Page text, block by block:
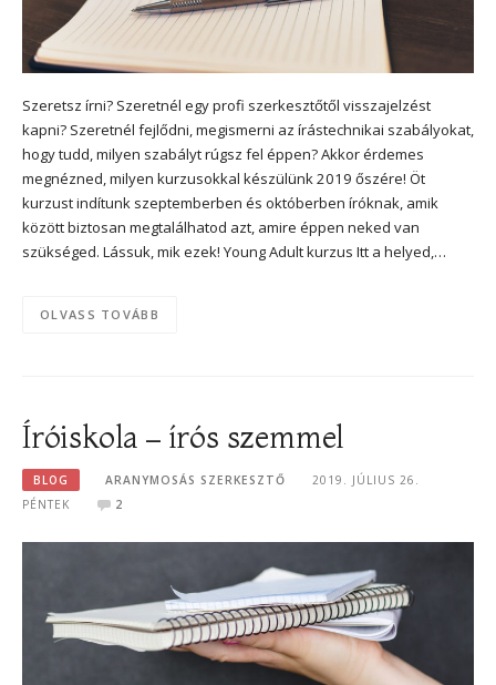
Szeretsz írni? Szeretnél egy profi szerkesztőtől visszajelzést
kapni? Szeretnél fejlődni, megismerni az írástechnikai szabályokat,
hogy tudd, milyen szabályt rúgsz fel éppen? Akkor érdemes
megnézned, milyen kurzusokkal készülünk 2019 őszére! Öt
kurzust indítunk szeptemberben és októberben íróknak, amik
között biztosan megtalálhatod azt, amire éppen neked van
szükséged. Lássuk, mik ezek! Young Adult kurzus Itt a helyed,…
OLVASS TOVÁBB
Íróiskola – írós szemmel
BLOG ARANYMOSÁS SZERKESZTŐ
2019. JÚLIUS 26.
PÉNTEK
2